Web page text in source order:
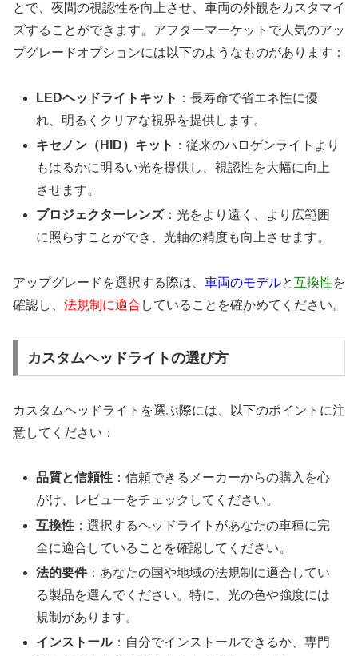
とで、夜間の視認性を向上させ、車両の外観をカスタマイ
ズすることができます。アフターマーケットで人気のアッ
プグレードオプションには以下のようなものがあります：
LEDヘッドライトキット ：長寿命で省エネ性に優
れ、明るくクリアな視界を提供します。
キセノン（HID）キット ：従来のハロゲンライトより
もはるかに明るい光を提供し、視認性を大幅に向上
させます。
プロジェクターレンズ：光をより遠く、より広範囲
に照らすことができ、光軸の精度も向上させます。
アップグレードを選択する際は、 車両のモデルと互換性を
確認し、 法規制に適合 していることを確かめてください。
カスタムヘッドライトの選び方
カスタムヘッドライトを選ぶ際には、以下のポイントに注
意してください：
品質と信頼性 ：信頼できるメーカーからの購入を心
がけ、レビューをチェックしてください。
互換性 ：選択するヘッドライトがあなたの車種に完
全に適合していることを確認してください。
法的要件：あなたの国や地域の法規制に適合してい
る製品を選んでください。特に、光の色や強度には
規制があります。
インストール：自分でインストールできるか、専門